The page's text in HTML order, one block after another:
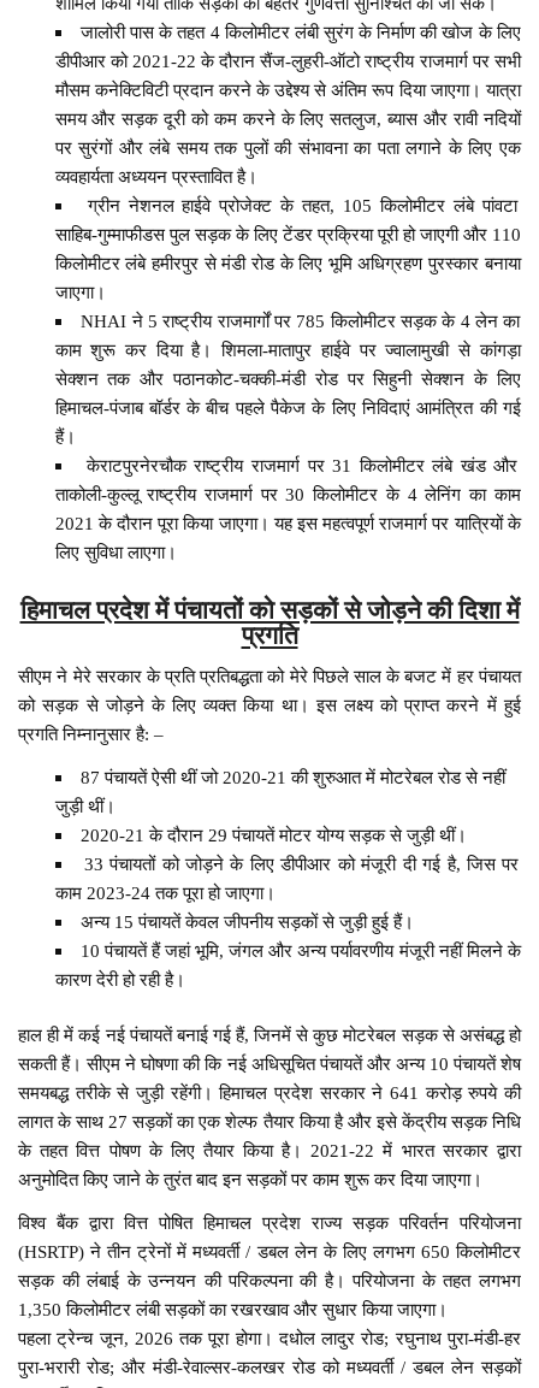
जालोरी पास के तहत 4 किलोमीटर लंबी सुरंग के निर्माण की खोज के लिए
डीपीआर को 2021-22 के दौरान सैंज-लुहरी-ऑटो राष्ट्रीय राजमार्ग पर सभी
मौसम कनेक्टिविटी प्रदान करने के उद्देश्य से अंतिम रूप दिया जाएगा। यात्रा
समय और सड़क दूरी को कम करने के लिए सतलुज, ब्यास और रावी नदियों
पर सुरंगों और लंबे समय तक पुलों की संभावना का पता लगाने के लिए एक
व्यवहार्यता अध्ययन प्रस्तावित है।
ग्रीन नेशनल हाईवे प्रोजेक्ट के तहत, 105 किलोमीटर लंबे पांवटा
साहिब-गुम्माफीडस पुल सड़क के लिए टेंडर प्रक्रिया पूरी हो जाएगी और 110
किलोमीटर लंबे हमीरपुर से मंडी रोड के लिए भूमि अधिग्रहण पुरस्कार बनाया
जाएगा।
NHAI ने 5 राष्ट्रीय राजमार्गों पर 785 किलोमीटर सड़क के 4 लेन का
काम शुरू कर दिया है। शिमला-मातापुर हाईवे पर ज्वालामुखी से कांगड़ा
सेक्शन तक और पठानकोट-चक्की-मंडी रोड पर सिहुनी सेक्शन के लिए
हिमाचल-पंजाब बॉर्डर के बीच पहले पैकेज के लिए निविदाएं आमंत्रित की गई
हैं।
केराटपुरनेरचौक राष्ट्रीय राजमार्ग पर 31 किलोमीटर लंबे खंड और
ताकोली-कुल्लू राष्ट्रीय राजमार्ग पर 30 किलोमीटर के 4 लेनिंग का काम
2021 के दौरान पूरा किया जाएगा। यह इस महत्वपूर्ण राजमार्ग पर यात्रियों के
लिए सुविधा लाएगा।
हिमाचल प्रदेश में पंचायतों को सड़कों से जोड़ने की दिशा में
प्रगति
सीएम ने मेरे सरकार के प्रति प्रतिबद्धता को मेरे पिछले साल के बजट में हर पंचायत
को सड़क से जोड़ने के लिए व्यक्त किया था। इस लक्ष्य को प्राप्त करने में हुई
प्रगति निम्नानुसार है: –
87 पंचायतें ऐसी थीं जो 2020-21 की शुरुआत में मोटरेबल रोड से नहीं
जुड़ी थीं।
2020-21 के दौरान 29 पंचायतें मोटर योग्य सड़क से जुड़ी थीं।
33 पंचायतों को जोड़ने के लिए डीपीआर को मंजूरी दी गई है, जिस पर
काम 2023-24 तक पूरा हो जाएगा।
अन्य 15 पंचायतें केवल जीपनीय सड़कों से जुड़ी हुई हैं।
10 पंचायतें हैं जहां भूमि, जंगल और अन्य पर्यावरणीय मंजूरी नहीं मिलने के
कारण देरी हो रही है।
हाल ही में कई नई पंचायतें बनाई गई हैं, जिनमें से कुछ मोटरेबल सड़क से असंबद्ध हो
सकती हैं। सीएम ने घोषणा की कि नई अधिसूचित पंचायतें और अन्य 10 पंचायतें शेष
समयबद्ध तरीके से जुड़ी रहेंगी। हिमाचल प्रदेश सरकार ने 641 करोड़ रुपये की
लागत के साथ 27 सड़कों का एक शेल्फ तैयार किया है और इसे केंद्रीय सड़क निधि
के तहत वित्त पोषण के लिए तैयार किया है। 2021-22 में भारत सरकार द्वारा
अनुमोदित किए जाने के तुरंत बाद इन सड़कों पर काम शुरू कर दिया जाएगा।
विश्व बैंक द्वारा वित्त पोषित हिमाचल प्रदेश राज्य सड़क परिवर्तन परियोजना
(HSRTP) ने तीन ट्रेनों में मध्यवर्ती / डबल लेन के लिए लगभग 650 किलोमीटर
सड़क की लंबाई के उन्नयन की परिकल्पना की है। परियोजना के तहत लगभग
1,350 किलोमीटर लंबी सड़कों का रखरखाव और सुधार किया जाएगा।
पहला ट्रेन्च जून, 2026 तक पूरा होगा। दधोल लादुर रोड; रघुनाथ पुरा-मंडी-हर
पुरा-भरारी रोड; और मंडी-रेवाल्सर-कलखर रोड को मध्यवर्ती / डबल लेन सड़कों